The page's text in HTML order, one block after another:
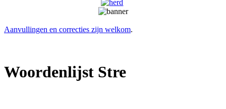
Aanvullingen en correcties zijn welkom.
Woordenlijst Stre